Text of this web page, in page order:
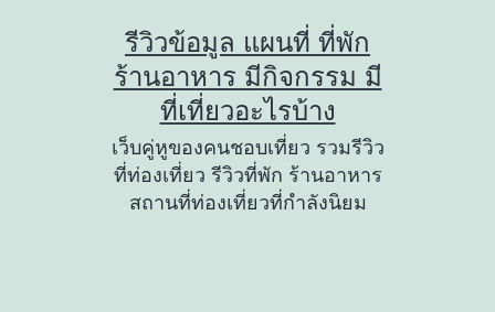
รีวิวข้อมูล แผนที่ ที่พัก
ร้านอาหาร มีกิจกรรม มี
ที่เที่ยวอะไรบ้าง
เว็บคู่หูของคนชอบเที่ยว รวมรีวิว
ที่ท่องเที่ยว รีวิวที่พัก ร้านอาหาร
สถานที่ท่องเที่ยวที่กำลังนิยม